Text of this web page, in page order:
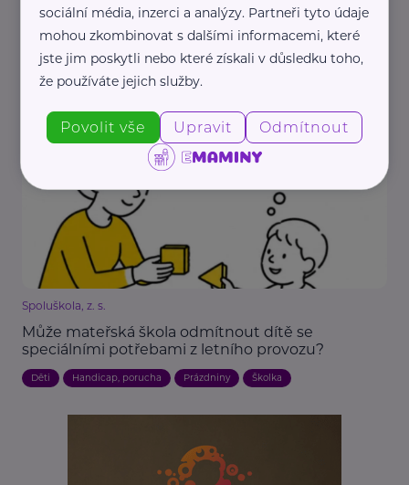
REKLAMA
Související články
Spoluškola, z. s.
Může mateřská škola odmítnout dítě se
speciálními potřebami z letního provozu?
Děti Handicap, porucha Prázdniny Školka
sociální média, inzerci a analýzy. Partneři tyto údaje
mohou zkombinovat s dalšími informacemi, které
jste jim poskytli nebo které získali v důsledku toho,
že používáte jejich služby.
Povolit vše Upravit Odmítnout